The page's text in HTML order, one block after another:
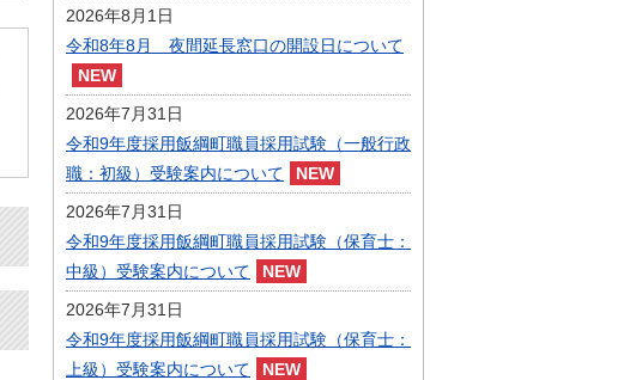
2026年8月1日
令和8年8月 夜間延長窓口の開設日について
2026年7月31日
令和9年度採用飯綱町職員採用試験（一般行政
職：初級）受験案内について
2026年7月31日
令和9年度採用飯綱町職員採用試験（保育士：
中級）受験案内について
2026年7月31日
令和9年度採用飯綱町職員採用試験（保育士：
上級）受験案内について